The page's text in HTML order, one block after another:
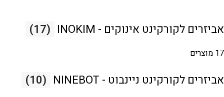
אביזרים לקורקינט אינוקים - INOKIM (17)
17 מוצרים
אביזרים לקורקינט ניינבוט - NINEBOT (10)